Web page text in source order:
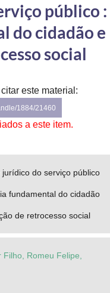
público :
do cidadão e
social
este material:
1884/21460
a este item.
jurídico do serviço público
fundamental do cidadão
de retrocesso social
Filho, Romeu Felipe,